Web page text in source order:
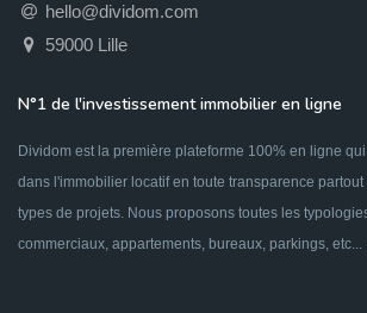
hello@dividom.com
59000 Lille
N°1 de l'investissement immobilier en ligne
Dividom est la première plateforme 100% en ligne
dans l'immobilier locatif en toute transparence
types de projets. Nous proposons toutes les
commerciaux, appartements, bureaux, parkings, etc...